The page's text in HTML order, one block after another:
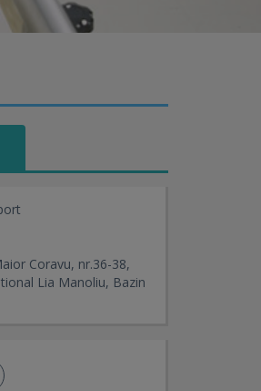
Coravu, nr.36-38,
Lia Manoliu, Bazin